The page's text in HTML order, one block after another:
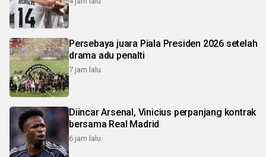
Persebaya juara Piala Presiden 2026 setelah
drama adu penalti
7 jam lalu
Diincar Arsenal, Vinicius perpanjang kontrak
bersama Real Madrid
6 jam lalu